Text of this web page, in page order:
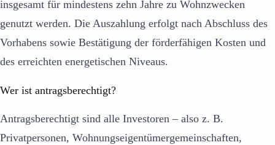
insgesamt für mindestens zehn Jahre zu Wohn­­zwecken
genutzt werden. Die Auszahlung erfolgt nach Abschluss des
Vorhabens sowie Bestätigung der förderfähigen Kosten und
des erreichten energetischen Niveaus.
Wer ist antragsberechtigt?
Antragsberechtigt sind alle Investoren – also z. B.
Privatpersonen, Wohnungseigentümergemeinschaften,